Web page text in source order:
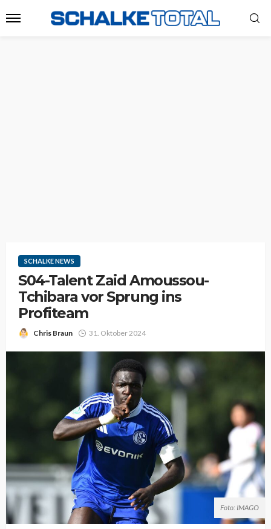
SCHALKE NEWS
S04-Talent Zaid Amoussou-
Tchibara vor Sprung ins
Profiteam
Chris Braun 31. Oktober 2024
Foto: IMAGO